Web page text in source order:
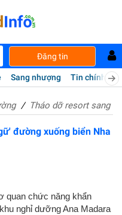
Đăng tin
Sang nhượng Tin chính chủ
Tháo dỡ resort sang
đường xuống biển Nha
quan chức năng khẩn
nghỉ dưỡng Ana Madara